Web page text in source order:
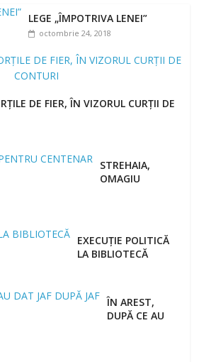
LEGE „ÎMPOTRIVA LENEI”
octombrie 24, 2018
DE FIER, ÎN VIZORUL CURȚII DE
STREHAIA,
OMAGIU
EXECUȚIE POLITICĂ
LA BIBLIOTECĂ
ÎN AREST,
DUPĂ CE AU